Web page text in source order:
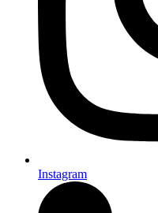
Instagram